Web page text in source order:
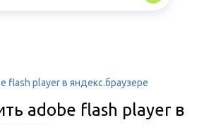
flash player в яндекс.браузере
adobe flash player в